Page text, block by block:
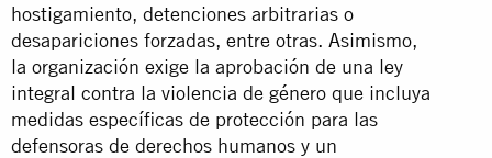
hostigamiento, detenciones arbitrarias o
desapariciones forzadas, entre otras. Asimismo,
la organización exige la aprobación de una ley
integral contra la violencia de género que incluya
medidas específicas de protección para las
defensoras de derechos humanos y un